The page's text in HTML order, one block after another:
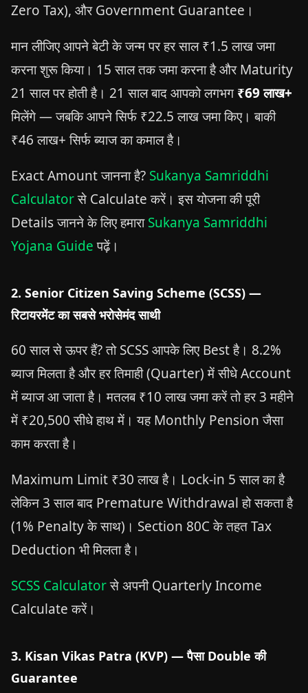
Zero Tax), और Government Guarantee।
मान लीजिए आपने बेटी के जन्म पर हर साल ₹1.5 लाख जमा
करना शुरू किया। 15 साल तक जमा करना है और Maturity
21 साल पर होती है। 21 साल बाद आपको लगभग ₹69 लाख+
मिलेंगे — जबकि आपने सिर्फ ₹22.5 लाख जमा किए। बाकी
₹46 लाख+ सिर्फ ब्याज का कमाल है।
Exact Amount जानना है? Sukanya Samriddhi
Calculatorसे Calculate करें। इस योजना की पूरी
Details जानने के लिए हमाराSukanya Samriddhi
Yojana Guideपढ़ें।
2. Senior Citizen Saving Scheme (SCSS) —
रिटायरमेंट का सबसे भरोसेमंद साथी
60 साल से ऊपर हैं? तो SCSS आपके लिए Best है। 8.2%
ब्याज मिलता है और हर तिमाही (Quarter) में सीधे Account
में ब्याज आ जाता है। मतलब ₹10 लाख जमा करें तो हर 3 महीने
में ₹20,500 सीधे हाथ में। यह Monthly Pension जैसा
काम करता है।
Maximum Limit ₹30 लाख है। Lock-in 5 साल का है
लेकिन 3 साल बाद Premature Withdrawal हो सकता है
(1% Penalty के साथ)। Section 80C के तहत Tax
Deduction भी मिलता है।
SCSS Calculatorसे अपनी Quarterly Income
Calculate करें।
3. Kisan Vikas Patra (KVP) — पैसा Double की
Guarantee